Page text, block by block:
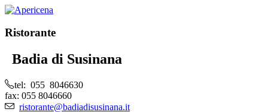
Ristorante
Badia di Susinana
tel: 055 8046630
fax: 055 8046660
ristorante@badiadisusinana.it